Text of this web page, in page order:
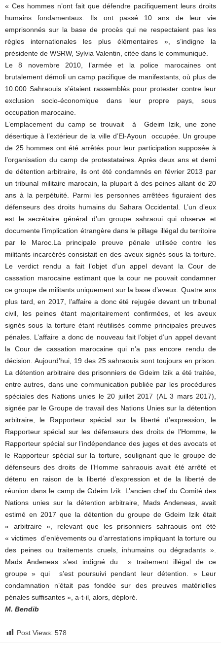
« Ces hommes n’ont fait que défendre pacifiquement leurs droits
humains fondamentaux. Ils ont passé 10 ans de leur vie
emprisonnés sur la base de procès qui ne respectaient pas les
règles internationales les plus élémentaires », s’indigne la
présidente de WSRW, Sylvia Valentin, citée dans le communiqué.
Le 8 novembre 2010, l’armée et la police marocaines ont
brutalement démoli un camp pacifique de manifestants, où plus de
10.000 Sahraouis s’étaient rassemblés pour protester contre leur
exclusion socio-économique dans leur propre pays, sous
occupation marocaine.
L’emplacement du camp se trouvait à Gdeim Izik, une zone
désertique à l’extérieur de la ville d’El-Ayoun occupée. Un groupe
de 25 hommes ont été arrêtés pour leur participation supposée à
l’organisation du camp de protestataires. Après deux ans et demi
de détention arbitraire, ils ont été condamnés en février 2013 par
un tribunal militaire marocain, la plupart à des peines allant de 20
ans à la perpétuité. Parmi les personnes arrêtées figuraient des
défenseurs des droits humains du Sahara Occidental. L’un d’eux
est le secrétaire général d’un groupe sahraoui qui observe et
documente l’implication étrangère dans le pillage illégal du territoire
par le Maroc.La principale preuve pénale utilisée contre les
militants incarcérés consistait en des aveux signés sous la torture.
Le verdict rendu a fait l’objet d’un appel devant la Cour de
cassation marocaine estimant que la cour ne pouvait condamner
ce groupe de militants uniquement sur la base d’aveux. Quatre ans
plus tard, en 2017, l’affaire a donc été rejugée devant un tribunal
civil, les peines étant majoritairement confirmées, et les aveux
signés sous la torture étant réutilisés comme principales preuves
pénales. L’affaire a donc de nouveau fait l’objet d’un appel devant
la Cour de cassation marocaine qui n’a pas encore rendu de
décision. Aujourd’hui, 19 des 25 sahraouis sont toujours en prison.
La détention arbitraire des prisonniers de Gdeim Izik a été traitée,
entre autres, dans une communication publiée par les procédures
spéciales des Nations unies le 20 juillet 2017 (AL 3 mars 2017),
signée par le Groupe de travail des Nations Unies sur la détention
arbitraire, le Rapporteur spécial sur la liberté d’expression, le
Rapporteur spécial sur les défenseurs des droits de l’Homme, le
Rapporteur spécial sur l’indépendance des juges et des avocats et
le Rapporteur spécial sur la torture, soulignant que le groupe de
défenseurs des droits de l’Homme sahraouis avait été arrêté et
détenu en raison de la liberté d’expression et de la liberté de
réunion dans le camp de Gdeim Izik. L’ancien chef du Comité des
Nations unies sur la détention arbitraire, Mads Andeneas, avait
estimé en 2017 que la détention du groupe de Gdeim Izik était
« arbitraire », relevant que les prisonniers sahraouis ont été
« victimes d’enlèvements ou d’arrestations impliquant la torture ou
des peines ou traitements cruels, inhumains ou dégradants ».
Mads Andeneas s’est indigné du » traitement illégal de ce
groupe » qui s’est poursuivi pendant leur détention. » Leur
condamnation n’était pas fondée sur des preuves matérielles
pénales suffisantes », a-t-il, alors, déploré.
M. Bendib
Post Views: 578